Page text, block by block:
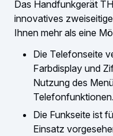
Das Handfunkgerät
innovatives
Ihnen mehr als eine
Die Telefonseite
Farbdisplay und
Nutzung des
Telefonfunktionen.
Die Funkseite ist
Einsatz